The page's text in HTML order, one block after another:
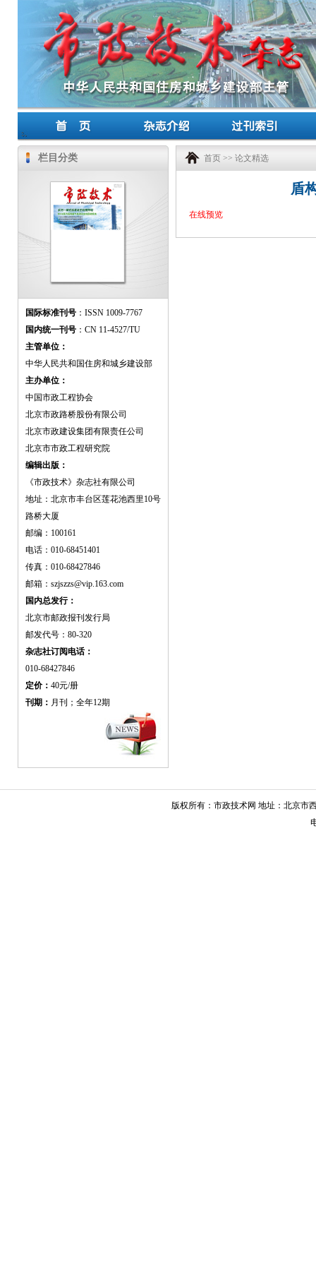
栏目分类
国际标准刊号 ：ISSN 1009-7767
国内统一刊号 ：CN 11-4527/TU
主管单位：
中华人民共和国住房和城乡建设部
主办单位：
中国市政工程协会
北京市政路桥股份有限公司
北京市政建设集团有限责任公司
北京市市政工程研究院
编辑出版：
《市政技术》杂志社有限公司
地址：北京市丰台区莲花池西里10号
路桥大厦
邮编：100161
电话：010-68451401
传真：010-68427846
邮箱：szjszzs@vip.163.com
国内总发行：
北京市邮政报刊发行局
邮发代号：80-320
杂志社订阅电话：
010-68427846
定价： 40元/册
刊期： 月刊；全年12期
首页 >> 论文精选
盾
在线预览
版权所有：市政技术网 地址：北京市